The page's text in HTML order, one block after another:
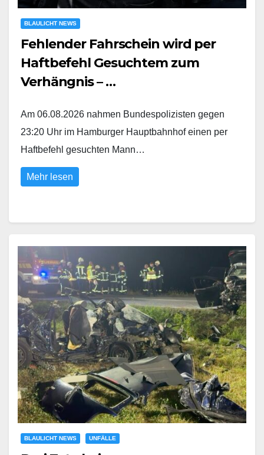
BLAULICHT NEWS
Fehlender Fahrschein wird per
Haftbefehl Gesuchtem zum
Verhängnis – …
Am 06.08.2026 nahmen Bundespolizisten gegen
23:20 Uhr im Hamburger Hauptbahnhof einen per
Haftbefehl gesuchten Mann…
Mehr lesen
BLAULICHT NEWS UNFÄLLE